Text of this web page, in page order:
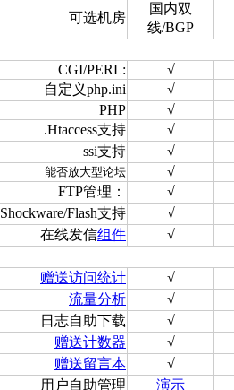
可选机房
国内双
线/BGP
CGI/PERL:
√
自定义php.ini
√
PHP
√
.Htaccess支持
√
ssi支持
√
能否放大型论坛
√
FTP管理：
√
Shockware/Flash支持
√
在线发信组件 √
赠送访问统计
√
流量分析
√
日志自助下载
√
赠送计数器
√
赠送留言本
√
用户自助管理
演示